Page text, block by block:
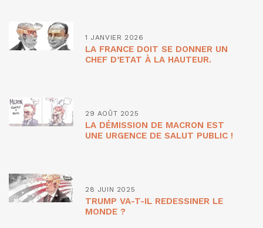
1 JANVIER 2026
LA FRANCE DOIT SE DONNER UN
CHEF D’ETAT À LA HAUTEUR.
29 AOÛT 2025
LA DÉMISSION DE MACRON EST
UNE URGENCE DE SALUT PUBLIC !
28 JUIN 2025
TRUMP VA-T-IL REDESSINER LE
MONDE ?